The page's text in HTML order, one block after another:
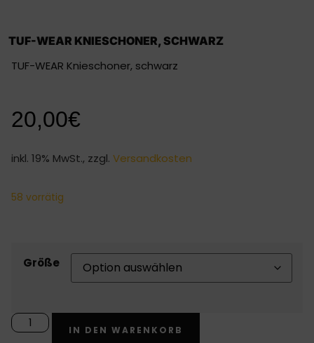
TUF-WEAR KNIESCHONER, SCHWARZ
TUF-WEAR Knieschoner, schwarz
20,00€
inkl. 19% MwSt., zzgl. Versandkosten
58 vorrätig
Größe
IN DEN WARENKORB